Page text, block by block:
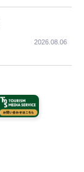
2026.08.06